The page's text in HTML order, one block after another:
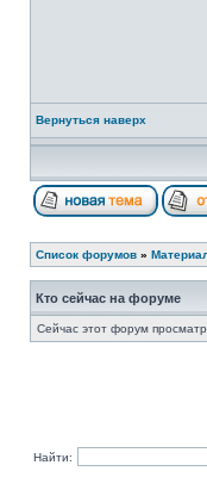
Вернуться наверх
Список форумов »
Кто сейчас на форуме
Сейчас этот форум
Найти: